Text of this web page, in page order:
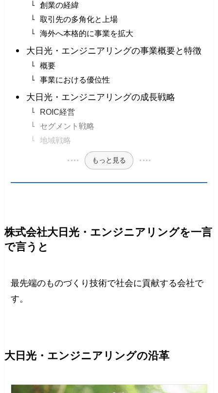
創業の経緯
取引先の多角化と上場
海外へ本格的に事業を拡大
大日光・エンジニアリングの事業概要と特徴
概要
事業における優位性
大日光・エンジニアリングの成長戦略
ROIC経営
セグメント戦略
地域戦略
もっと見る
株式会社大日光・エンジニアリングを一言
で言うと
最先端のものづくり技術で社会に貢献する会社で
す。
大日光・エンジニアリングの沿革